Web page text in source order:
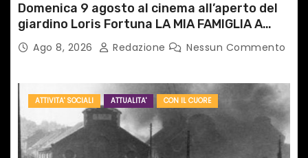
Domenica 9 agosto al cinema all’aperto del
giardino Loris Fortuna LA MIA FAMIGLIA A
TAIPEIAgo 8, 2026 Redazione Nessun Commento
ATTIVITA' SOCIALI ATTUALITA' CON IL CUORE